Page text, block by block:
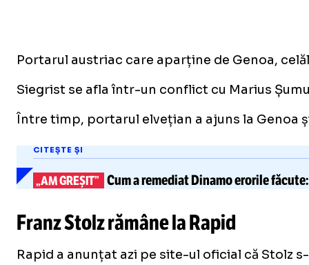
Portarul austriac care aparține de Genoa,
Siegrist se afla într-un conflict cu Marius
Între timp, portarul elvețian a ajuns la Genoa
CITEȘTE ȘI
„AM GREȘIT” Cum a remediat Dinamoerorile
Franz Stolz rămâne la Rapid
Rapid a anunțat azi pe site-ul oficial că Stolz